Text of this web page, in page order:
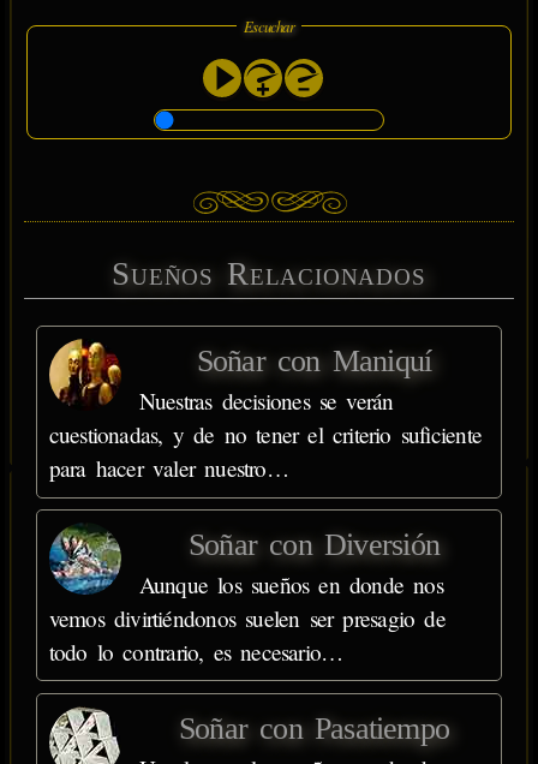
Escuchar
Sueños Relacionados
Soñar con Maniquí
Nuestras decisiones se verán
cuestionadas, y de no tener el criterio suficiente
para hacer valer nuestro…
Soñar con Diversión
Aunque los sueños en donde nos
vemos divirtiéndonos suelen ser presagio de
todo lo contrario, es necesario…
Soñar con Pasatiempo